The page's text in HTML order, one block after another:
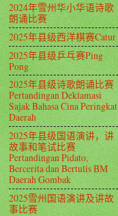
2024年雪州华小华语诗歌
朗诵比赛
2025年县级西洋棋赛Catur
2025年县级乒乓赛Ping
Pong
2025年县级诗歌朗诵比赛
Pertandingan Deklamasi
Sajak Bahasa Cina Peringkat
Daerah
2025年县级国语演讲，讲
故事和笔试比赛
Pertandingan Pidato,
Bercerita dan Bertulis BM
Daerah Gombak
2025雪州国语演讲及讲故
事比赛